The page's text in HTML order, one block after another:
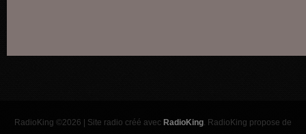
RadioKing ©2026 | Site radio créé avec RadioKing. RadioKing propose de